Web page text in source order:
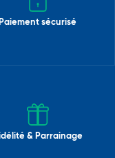
Paiement sécurisé
& Parrainage